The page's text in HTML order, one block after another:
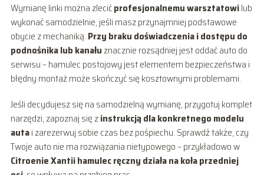
Wymianę linki można zlecićprofesjonalnemu warsztatowilub
wykonać samodzielnie, jeśli masz przynajmniej podstawowe
obycie z mechaniką. Przy braku doświadczenia i dostępu do
podnośnika lub kanału znacznie rozsądniej jest oddać auto do
serwisu – hamulec postojowy jest elementem bezpieczeństwa i
błędny montaż może skończyć się kosztownymi problemami.
Jeśli decydujesz się na samodzielną wymianę, przygotuj komplet
narzędzi, zapoznaj się zinstrukcją dla konkretnego modelu
autai zarezerwuj sobie czas bez pośpiechu. Sprawdź także, czy
Twoje auto nie ma rozwiązania nietypowego – przykładowo w
Citroenie Xantii hamulec ręczny działa na koła przedniej